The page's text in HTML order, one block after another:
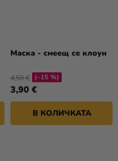
Маска - смеещ се клоун
3,90 €
4,59 € (–15 %)
В КОЛИЧКАТА